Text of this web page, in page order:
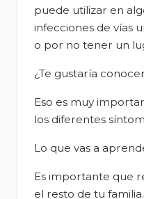
puede utilizar en
infecciones de vías
o por no tener un
¿Te gustaría
Eso es muy
los diferentes
Lo que vas a
Es importante que
el resto de tu familia.